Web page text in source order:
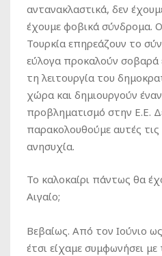
αντανακλαστικά, δεν
έχουμε φοβικά σύνδρομα.
Τουρκία επηρεάζουν το
εύλογα προκαλούν
τη λειτουργία του
χώρα και δημιουργούν
προβληματισμό στην Ε.Ε.
παρακολουθούμε αυτές τις
ανησυχία.
Το καλοκαίρι πάντως θα
Αιγαίο;
Βεβαίως. Από τον Ιούνιο
έτσι είχαμε συμφωνήσει με